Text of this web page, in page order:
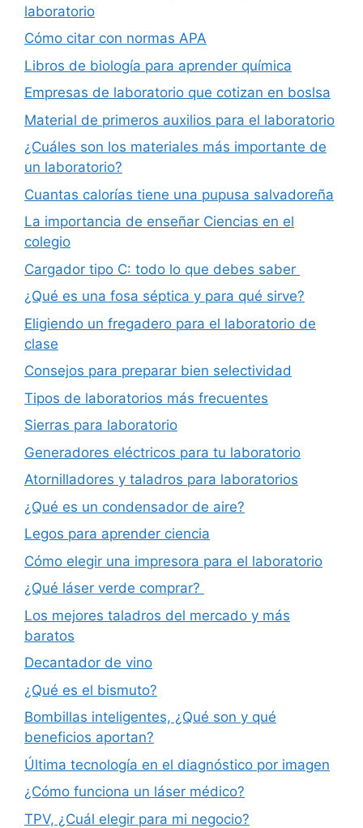
laboratorio
Cómo citar con normas APA
Libros de biología para aprender química
Empresas de laboratorio que cotizan en boslsa
Material de primeros auxilios para el laboratorio
¿Cuáles son los materiales más importante de
un laboratorio?
Cuantas calorías tiene una pupusa salvadoreña
La importancia de enseñar Ciencias en el
colegio
Cargador tipo C: todo lo que debes saber
¿Qué es una fosa séptica y para qué sirve?
Eligiendo un fregadero para el laboratorio de
clase
Consejos para preparar bien selectividad
Tipos de laboratorios más frecuentes
Sierras para laboratorio
Generadores eléctricos para tu laboratorio
Atornilladores y taladros para laboratorios
¿Qué es un condensador de aire?
Legos para aprender ciencia
Cómo elegir una impresora para el laboratorio
¿Qué láser verde comprar?
Los mejores taladros del mercado y más
baratos
Decantador de vino
¿Qué es el bismuto?
Bombillas inteligentes, ¿Qué son y qué
beneficios aportan?
Última tecnología en el diagnóstico por imagen
¿Cómo funciona un láser médico?
TPV, ¿Cuál elegir para mi negocio?